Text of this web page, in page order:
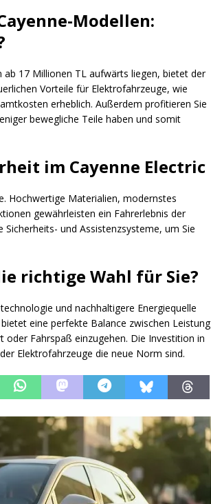
Modellen:
17 Millionen TL aufwärts liegen, bietet der
Vorteile für Elektrofahrzeuge, wie
erheblich. Außerdem profitieren Sie
bewegliche Teile haben und somit
im Cayenne Electric
Hochwertige Materialien, modernstes
gewährleisten ein Fahrerlebnis der
und Assistenzsysteme, um Sie
richtige Wahl für Sie?
und nachhaltigere Energiequelle
eine perfekte Balance zwischen Leistung
Fahrspaß einzugehen. Die Investition in
Elektrofahrzeuge die neue Norm sind.